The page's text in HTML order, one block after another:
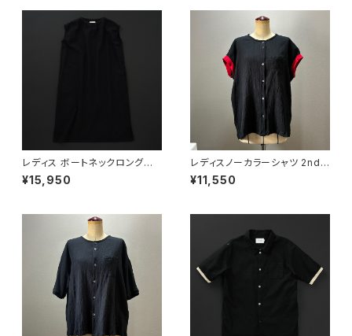
レディス ボートネックロングワ
ンピース ノースリーブ 黒×黒
¥15,950
レディスノーカラーシャツ 2nd
ノースリーブ 黒×赤
¥11,550